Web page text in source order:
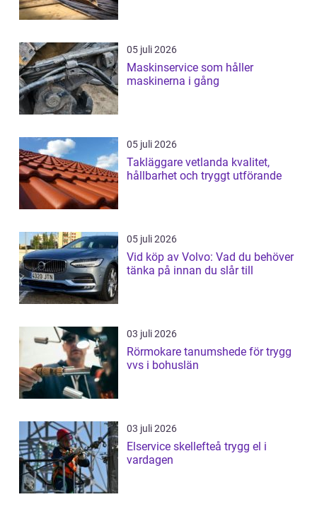
05 juli 2026
Maskinservice som håller
maskinerna i gång
05 juli 2026
Takläggare vetlanda kvalitet,
hållbarhet och tryggt utförande
05 juli 2026
Vid köp av Volvo: Vad du behöver
tänka på innan du slår till
03 juli 2026
Rörmokare tanumshede för trygg
vvs i bohuslän
03 juli 2026
Elservice skellefteå trygg el i
vardagen